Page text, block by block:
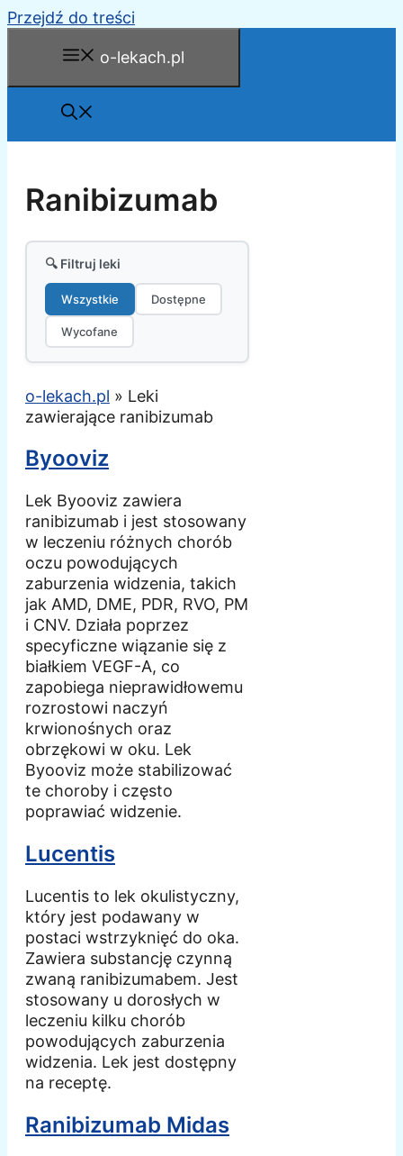
Przejdź do treści
o-lekach.pl
Ranibizumab
🔍 Filtruj leki
Wszystkie Dostępne
Wycofane
o-lekach.pl » Leki
zawierające ranibizumab
Byooviz
Lek Byooviz zawiera
ranibizumab i jest stosowany
w leczeniu różnych chorób
oczu powodujących
zaburzenia widzenia, takich
jak AMD, DME, PDR, RVO, PM
i CNV. Działa poprzez
specyficzne wiązanie się z
białkiem VEGF-A, co
zapobiega nieprawidłowemu
rozrostowi naczyń
krwionośnych oraz
obrzękowi w oku. Lek
Byooviz może stabilizować
te choroby i często
poprawiać widzenie.
Lucentis
Lucentis to lek okulistyczny,
który jest podawany w
postaci wstrzyknięć do oka.
Zawiera substancję czynną
zwaną ranibizumabem. Jest
stosowany u dorosłych w
leczeniu kilku chorób
powodujących zaburzenia
widzenia. Lek jest dostępny
na receptę.
Ranibizumab Midas